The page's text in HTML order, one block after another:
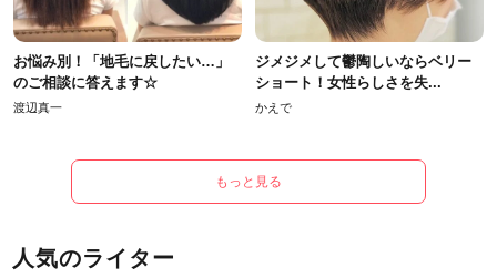
お悩み別！「地毛に戻したい…」
のご相談に答えます☆
渡辺真一
ジメジメして鬱陶しいならベリー
ショート！女性らしさを失...
かえで
もっと見る
人気のライター